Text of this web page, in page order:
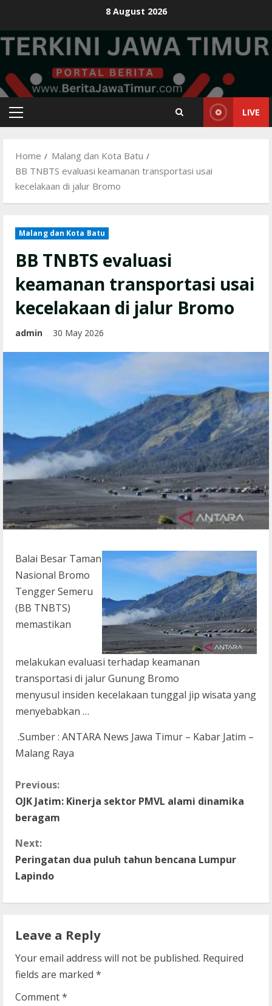
content
8 August 2026
Primary
LIVE
Home
Malang dan Kota Batu
BB TNBTS evaluasi keamanan transportasi usai
kecelakaan di jalur Bromo
Malang dan Kota Batu
BB TNBTS evaluasi
keamanan transportasi usai
kecelakaan di jalur Bromo
admin 30 May 2026
Balai Besar Taman
Nasional Bromo
Tengger Semeru
(BB TNBTS)
memastikan
melakukan evaluasi terhadap keamanan
transportasi di jalur Gunung Bromo
menyusul insiden kecelakaan tunggal jip wisata yang
menyebabkan …
.Sumber : ANTARA News Jawa Timur – Kabar Jatim –
Malang Raya
C
o
n
t
u
e
R
Previous:
OJK Jatim: Kinerja sektor PMVL alami dinamika
beragam
Next:
Peringatan dua puluh tahun bencana Lumpur
Lapindo
Leave a Reply
Your email address will not be published. Required
fields are marked *
Comment*